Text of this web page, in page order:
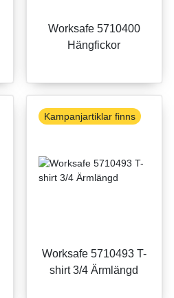
Worksafe 5710400
Hängfickor
Kampanjartiklar finns
Worksafe 5710493 T-
shirt 3/4 Ärmlängd